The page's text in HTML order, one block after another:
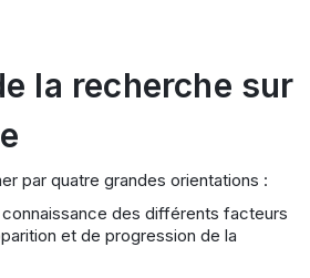
la recherche sur
par quatre grandes orientations :
connaissance des différents facteurs
et de progression de la